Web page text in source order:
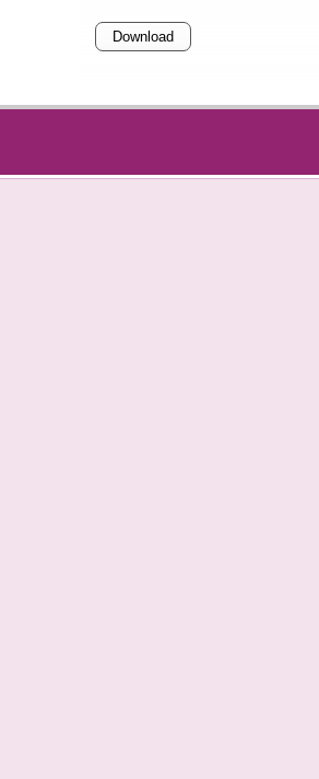
Download